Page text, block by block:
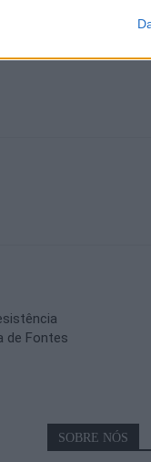
Dani Mendes,
Miguel Rodrigues
de Fontes
SOBRE NÓS